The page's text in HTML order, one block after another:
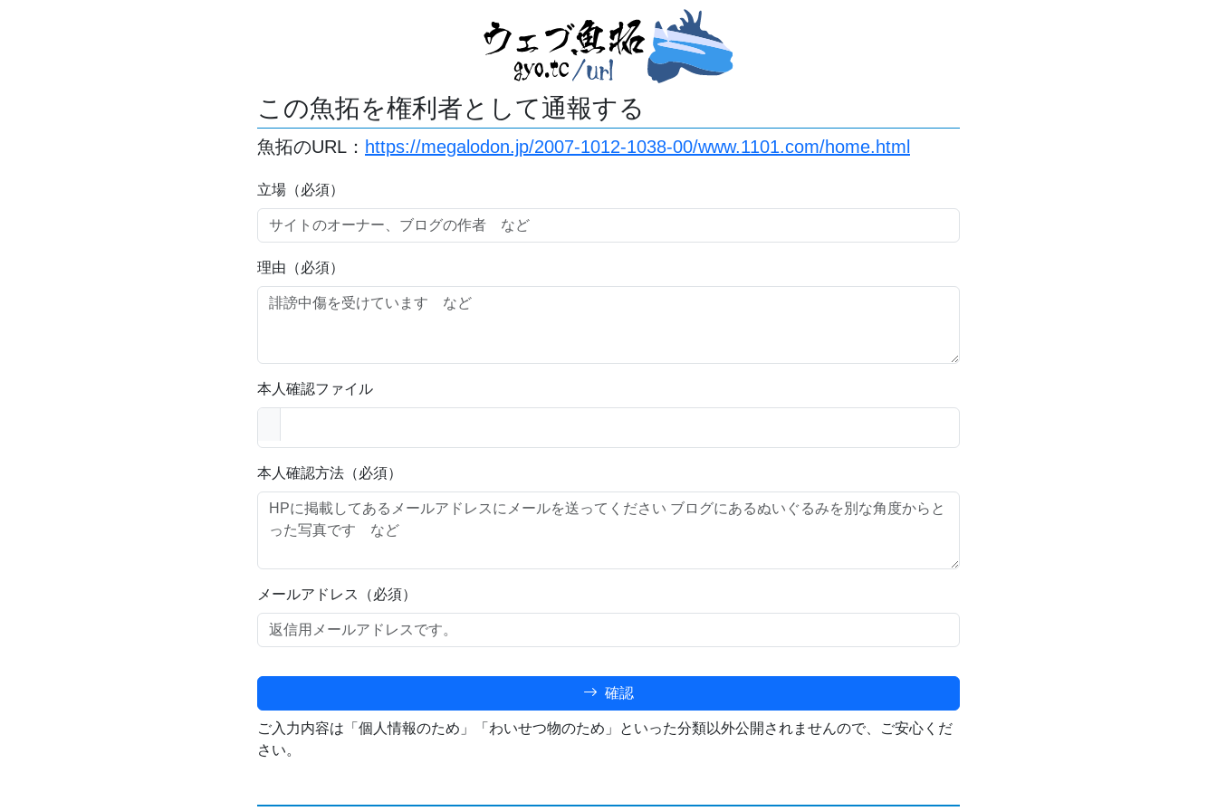
この魚拓を権利者として通報する
魚拓のURL： https://megalodon.jp/2007-1012-1038-00/www.1101.com/home.html
立場（必須）
理由（必須）
本人確認ファイル
本人確認方法（必須）
メールアドレス（必須）
確認
ご入力内容は「個人情報のため」「わいせつ物のため」といった分類以外公開されませんので、ご安心くだ
さい。